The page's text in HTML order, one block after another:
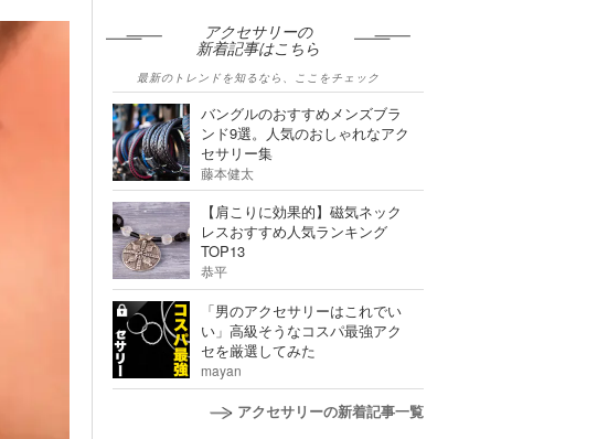
アクセサリーの
新着記事はこちら
最新のトレンドを知るなら、ここをチェック
バングルのおすすめメンズブラ
ンド9選。人気のおしゃれなアク
セサリー集
藤本健太
【肩こりに効果的】磁気ネック
レスおすすめ人気ランキング
TOP13
恭平
「男のアクセサリーはこれでい
い」高級そうなコスパ最強アク
セを厳選してみた
mayan
アクセサリーの新着記事一覧